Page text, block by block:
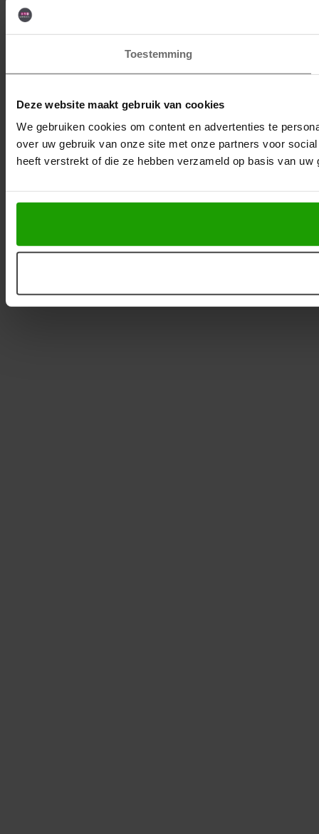
Toestemming
Deze website maakt gebruik van cookies
We gebruiken cookies om content en advertenties te
over uw gebruik van onze site met onze partners voor
heeft verstrekt of die ze hebben verzameld op basis van